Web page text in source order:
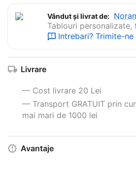
Vândut și livrat de:
Tablouri personalizate,
Intrebari? Trimite-ne
Livrare
— Cost livrare 20 Lei
— Transport GRATUIT prin
mai mari de 1000 lei
Avantaje